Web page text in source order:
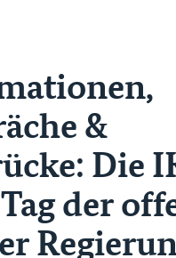
&
Die
der